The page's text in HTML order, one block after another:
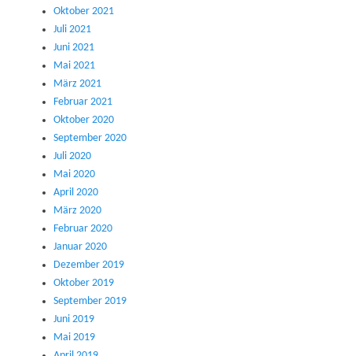
Oktober 2021
Juli 2021
Juni 2021
Mai 2021
März 2021
Februar 2021
Oktober 2020
September 2020
Juli 2020
Mai 2020
April 2020
März 2020
Februar 2020
Januar 2020
Dezember 2019
Oktober 2019
September 2019
Juni 2019
Mai 2019